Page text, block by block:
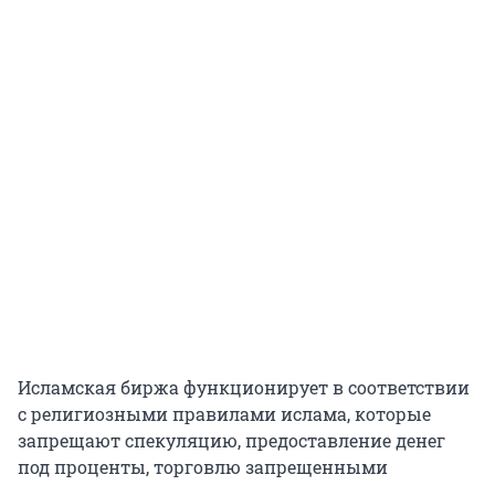
Исламская биржа функционирует в соответствии
с религиозными правилами ислама, которые
запрещают спекуляцию, предоставление денег
под проценты, торговлю запрещенными